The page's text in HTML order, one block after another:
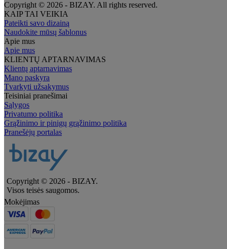
Copyright © 2026 - BIZAY. All rights reserved.
KAIP TAI VEIKIA
Pateikti savo dizainą
Naudokite mūsų šablonus
Apie mus
Apie mus
KLIENTŲ APTARNAVIMAS
Klientų aptarnavimas
Mano paskyra
Tvarkyti užsakymus
Teisiniai pranešimai
Sąlygos
Privatumo politika
Grąžinimo ir pinigų grąžinimo politika
Pranešėjų portalas
Copyright © 2026 - BIZAY.
Visos teisės saugomos.
Mokėjimas